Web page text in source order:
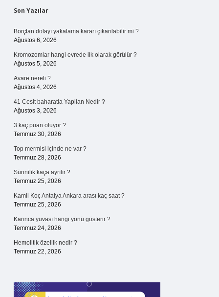
Sidebar
Son Yazılar
Borçtan dolayı yakalama kararı çıkarılabilir mi ?
Ağustos 6, 2026
Kromozomlar hangi evrede ilk olarak görülür ?
Ağustos 5, 2026
Avare nereli ?
Ağustos 4, 2026
41 Cesit baharatla Yapilan Nedir ?
Ağustos 3, 2026
3 kaç puan oluyor ?
Temmuz 30, 2026
Top mermisi içinde ne var ?
Temmuz 28, 2026
Sünnilik kaça ayrılır ?
Temmuz 25, 2026
Kamil Koç Antalya Ankara arası kaç saat ?
Temmuz 25, 2026
Karınca yuvası hangi yönü gösterir ?
Temmuz 24, 2026
Hemolitik özellik nedir ?
Temmuz 22, 2026